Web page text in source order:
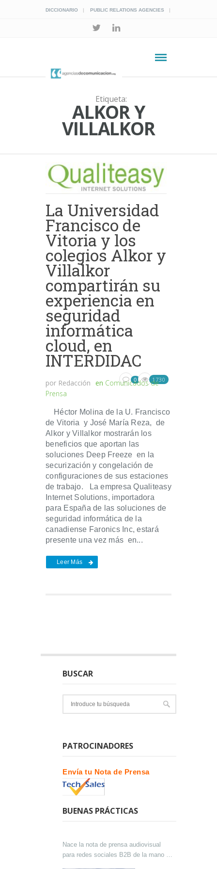
DICCIONARIO PUBLIC RELATIONS AGENCIES
Etiqueta:
ALKOR Y
VILLALKOR
La Universidad
Francisco de
Vitoria y los
colegios Alkor y
Villalkor
compartirán su
experiencia en
seguridad
informática
cloud, en
INTERDIDAC
por Redacción en Comunicados de
Prensa
0 1730
Héctor Molina de la U. Francisco
de Vitoria y José María Reza, de
Alkor y Villalkor mostrarán los
beneficios que aportan las
soluciones Deep Freeze en la
securización y congelación de
configuraciones de sus estaciones
de trabajo. La empresa Qualiteasy
Internet Solutions, importadora
para España de las soluciones de
seguridad informática de la
canadiense Faronics Inc, estará
presente una vez más en...
Leer Más
BUSCAR
PATROCINADORES
Envía tu Nota de Prensa
BUENAS PRÁCTICAS
Nace la nota de prensa audiovisual
para redes sociales B2B de la mano de